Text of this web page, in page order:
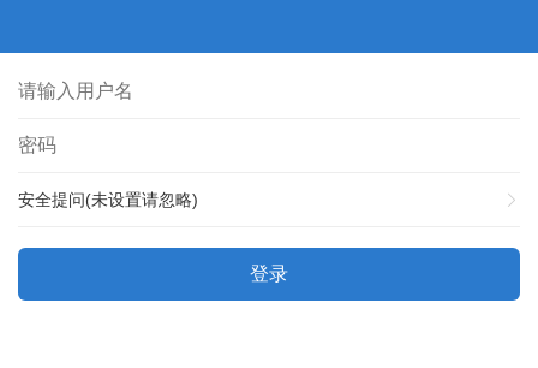
安全提问(未设置请忽略)
登录